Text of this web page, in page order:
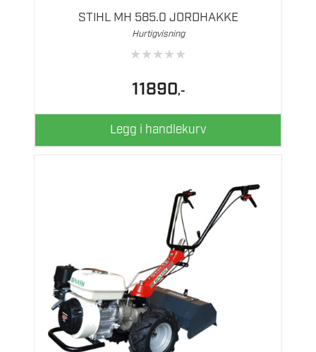
STIHL MH 585.0 JORDHAKKE
Hurtigvisning
★★★★★
11890,-
Legg i handlekurv